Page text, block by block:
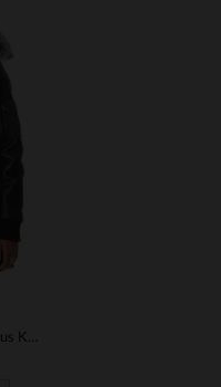
Wandelbarer Mantel aus Kaschmir, Wolle und Leder für kalte Tage.